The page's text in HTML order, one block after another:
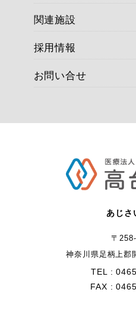
関連施設
採用情報
お問い合せ
あじさ
〒
神奈川県足柄上郡
TEL :
FAX :